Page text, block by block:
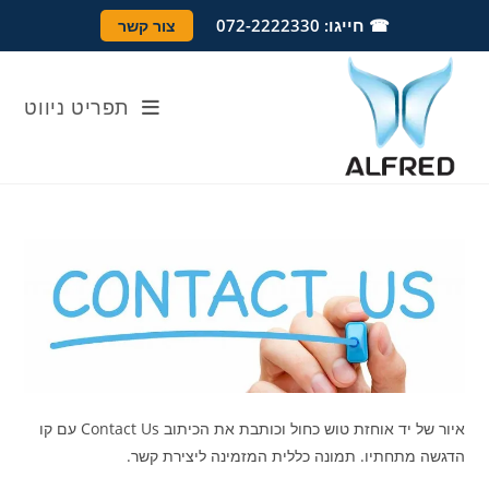
content
☎ חייגו: 072-2222330 צור קשר
תפריט ניווט
איור של יד אוחזת טוש כחול וכותבת את הכיתוב Contact Us עם קו
הדגשה מתחתיו. תמונה כללית המזמינה ליצירת קשר.